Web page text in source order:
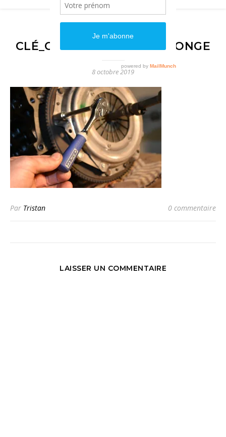
CLÉ_CLIQUET_AVEC_RALLONGE
8 octobre 2019
Par Tristan 0 commentaire
LAISSER UN COMMENTAIRE